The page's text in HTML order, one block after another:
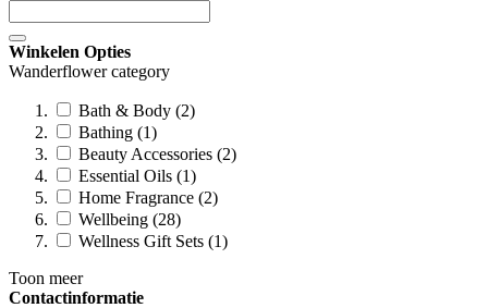
Winkelen Opties
Wanderflower category
Bath & Body (2)
Bathing (1)
Beauty Accessories (2)
Essential Oils (1)
Home Fragrance (2)
Wellbeing (28)
Wellness Gift Sets (1)
Toon meer
Contactinformatie